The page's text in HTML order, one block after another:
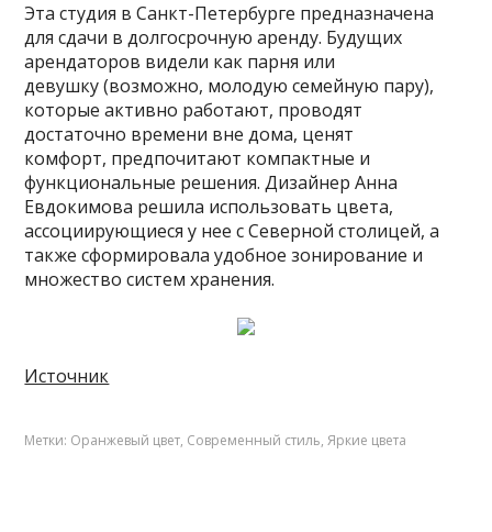
Эта студия в Санкт-Петербурге предназначена
для сдачи в долгосрочную аренду. Будущих
арендаторов видели как парня или
девушку (возможно, молодую семейную пару),
которые активно работают, проводят
достаточно времени вне дома, ценят
комфорт, предпочитают компактные и
функциональные решения. Дизайнер Анна
Евдокимова решила использовать цвета,
ассоциирующиеся у нее с Северной столицей, а
также сформировала удобное зонирование и
множество систем хранения.
Источник
Метки: Оранжевый цвет, Современный стиль,Яркие цвета